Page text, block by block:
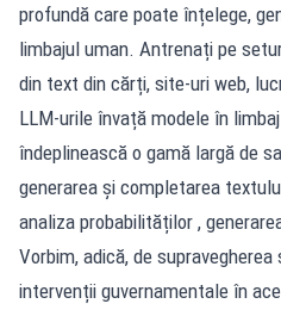
profundă care poate înțelege,
limbajul uman. Antrenați pe
din text din cărți, site-uri web,
LLM-urile învață modele în
îndeplinească o gamă largă de
generarea și completarea
analiza probabilităților ,
Vorbim, adică, de
intervenții guvernamentale în